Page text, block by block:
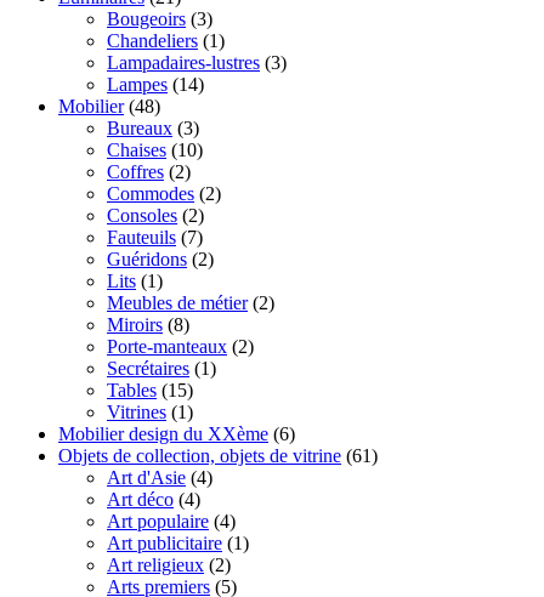
Bougeoirs (3)
Chandeliers (1)
Lampadaires-lustres (3)
Lampes (14)
Mobilier (48)
Bureaux (3)
Chaises (10)
Coffres (2)
Commodes (2)
Consoles (2)
Fauteuils (7)
Guéridons (2)
Lits (1)
Meubles de métier (2)
Miroirs (8)
Porte-manteaux (2)
Secrétaires (1)
Tables (15)
Vitrines (1)
Mobilier design du XXème (6)
Objets de collection, objets de vitrine (61)
Art d'Asie (4)
Art déco (4)
Art populaire (4)
Art publicitaire (1)
Art religieux (2)
Arts premiers (5)